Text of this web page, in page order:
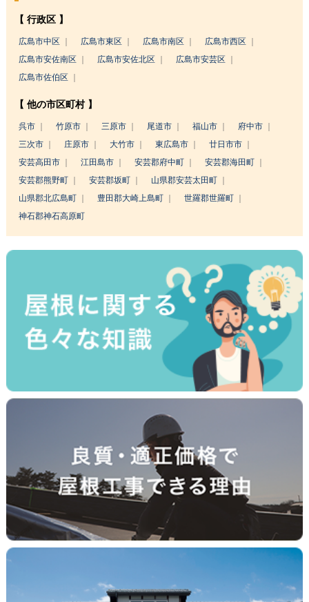
【 行政区 】
広島市中区 広島市東区 広島市南区
広島市西区
広島市安佐南区
広島市安佐北区
広島市安芸区
広島市佐伯区
【 他の市区町村 】
呉市 竹原市 三原市 尾道市 福山市
府中市
三次市
庄原市 大竹市 東広島市
廿日市市
安芸高田市
江田島市 安芸郡府中町
安芸郡海田町
安芸郡熊野町
安芸郡坂町
山県郡安芸太田町
山県郡北広島町
豊田郡大崎上島町
世羅郡世羅町
神石郡神石高原町